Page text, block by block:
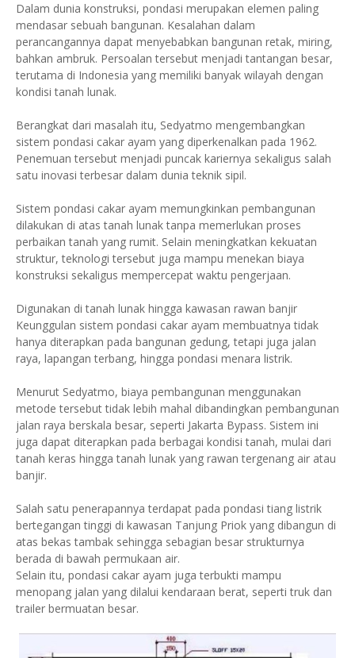
Dalam dunia konstruksi, pondasi merupakan elemen paling
mendasar sebuah bangunan. Kesalahan dalam
perancangannya dapat menyebabkan bangunan retak, miring,
bahkan ambruk. Persoalan tersebut menjadi tantangan besar,
terutama di Indonesia yang memiliki banyak wilayah dengan
kondisi tanah lunak.
Berangkat dari masalah itu, Sedyatmo mengembangkan
sistem pondasi cakar ayam yang diperkenalkan pada 1962.
Penemuan tersebut menjadi puncak kariernya sekaligus salah
satu inovasi terbesar dalam dunia teknik sipil.
Sistem pondasi cakar ayam memungkinkan pembangunan
dilakukan di atas tanah lunak tanpa memerlukan proses
perbaikan tanah yang rumit. Selain meningkatkan kekuatan
struktur, teknologi tersebut juga mampu menekan biaya
konstruksi sekaligus mempercepat waktu pengerjaan.
Digunakan di tanah lunak hingga kawasan rawan banjir
Keunggulan sistem pondasi cakar ayam membuatnya tidak
hanya diterapkan pada bangunan gedung, tetapi juga jalan
raya, lapangan terbang, hingga pondasi menara listrik.
Menurut Sedyatmo, biaya pembangunan menggunakan
metode tersebut tidak lebih mahal dibandingkan pembangunan
jalan raya berskala besar, seperti Jakarta Bypass. Sistem ini
juga dapat diterapkan pada berbagai kondisi tanah, mulai dari
tanah keras hingga tanah lunak yang rawan tergenang air atau
banjir.
Salah satu penerapannya terdapat pada pondasi tiang listrik
bertegangan tinggi di kawasan Tanjung Priok yang dibangun di
atas bekas tambak sehingga sebagian besar strukturnya
berada di bawah permukaan air.
Selain itu, pondasi cakar ayam juga terbukti mampu
menopang jalan yang dilalui kendaraan berat, seperti truk dan
trailer bermuatan besar.